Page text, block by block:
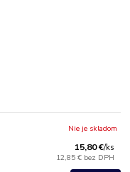
15,80 €/ks
12,85 € bez DPH
Nie je skladom